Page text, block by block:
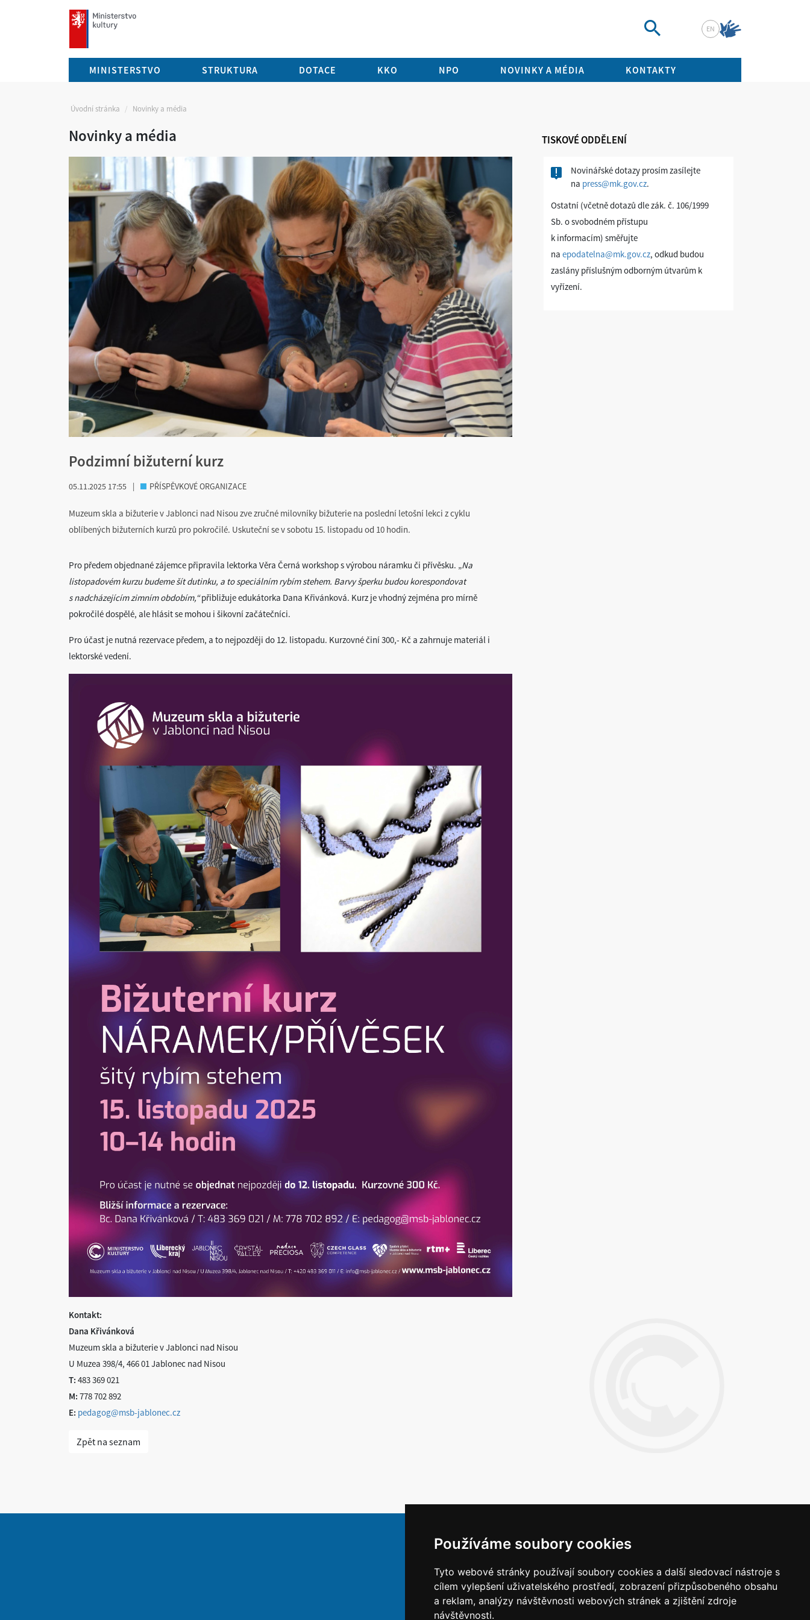
Používáme soubory cookies
Tyto webové stránky používají soubory cookies a další sledovací nástroje s
cílem vylepšení uživatelského prostředí, zobrazení přizpůsobeného obsahu
a reklam, analýzy návštěvnosti webových stránek a zjištění zdroje
návštěvnosti.
mkcr.cz
EN
MINISTERSTVO STRUKTURA DOTACE KKO NPO NOVINKY A MÉDIA KONTAKTY
Úvodní stránka Novinky a média
Novinky a média
Podzimní bižuterní kurz
05.11.2025 17:55 | PŘÍSPĚVKOVÉ ORGANIZACE
Muzeum skla a bižuterie v Jablonci nad Nisou zve zručné milovníky bižuterie na poslední letošní lekci z cyklu
oblíbených bižuterních kurzů pro pokročilé. Uskuteční se v sobotu 15. listopadu od 10 hodin.
Pro předem objednané zájemce připravila lektorka Věra Černá workshop s výrobou náramku či přívěsku. „Na
listopadovém kurzu budeme šít dutinku, a to speciálním rybím stehem. Barvy šperku budou korespondovat
s nadcházejícím zimním obdobím,“přibližuje edukátorka Dana Křivánková. Kurz je vhodný zejména pro mírně
pokročilé dospělé, ale hlásit se mohou i šikovní začátečníci.
Pro účast je nutná rezervace předem, a to nejpozději do 12. listopadu. Kurzovné činí 300,- Kč a zahrnuje materiál i
lektorské vedení.
Kontakt:
Dana Křivánková
Muzeum skla a bižuterie v Jablonci nad Nisou
U Muzea 398/4, 466 01 Jablonec nad Nisou
T: 483 369 021
M: 778 702 892
E: pedagog@msb-jablonec.cz
TISKOVÉ ODDĚLENÍ
Novinářské dotazy prosím zasílejte
na press@mk.gov.cz.
Ostatní (včetně dotazů dle zák. č. 106/1999
Sb. o svobodném přístupu
k informacím) směřujte
na epodatelna@mk.gov.cz, odkud budou
zaslány příslušným odborným útvarům k
vyřízení.
Napište nám
Vaše náměty, komentáře, připomínky a dotazy
nezůstanou bez odezvy.